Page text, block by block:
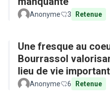
Anonyme 3 Retenue
Une fresque au
Bourrassol
lieu de vie
Anonyme 6 Retenue